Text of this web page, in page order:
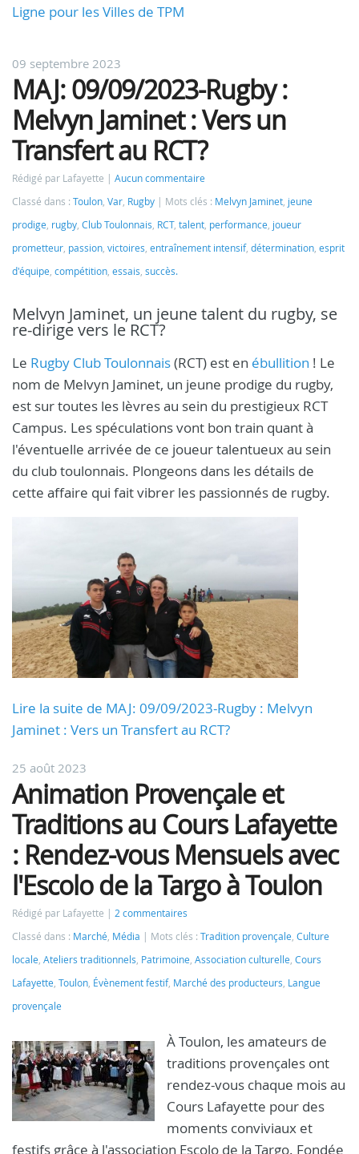
Ligne pour les Villes de TPM
09 septembre 2023
MAJ: 09/09/2023-Rugby :
Melvyn Jaminet : Vers un
Transfert au RCT?
Rédigé par Lafayette
Aucun commentaire
Classé dans : Toulon, Var, Rugby Mots clés : Melvyn Jaminet, jeune
prodige, rugby, Club Toulonnais, RCT, talent, performance, joueur
prometteur, passion, victoires, entraînement intensif, détermination, esprit
d'équipe, compétition, essais, succès.
Melvyn Jaminet, un jeune talent du rugby, se
re-dirige vers le RCT?
Le Rugby Club Toulonnais(RCT) est en ébullition ! Le
nom de Melvyn Jaminet, un jeune prodige du rugby,
est sur toutes les lèvres au sein du prestigieux RCT
Campus. Les spéculations vont bon train quant à
l'éventuelle arrivée de ce joueur talentueux au sein
du club toulonnais. Plongeons dans les détails de
cette affaire qui fait vibrer les passionnés de rugby.
Lire la suite de MAJ: 09/09/2023-Rugby : Melvyn
Jaminet : Vers un Transfert au RCT?
25 août 2023
Animation Provençale et
Traditions au Cours Lafayette
: Rendez-vous Mensuels avec
l'Escolo de la Targo à Toulon
Rédigé par Lafayette
2 commentaires
Classé dans : Marché, Média Mots clés : Tradition provençale, Culture
locale, Ateliers traditionnels, Patrimoine, Association culturelle, Cours
Lafayette, Toulon, Évènement festif, Marché des producteurs, Langue
provençale
À Toulon, les amateurs de
traditions provençales ont
rendez-vous chaque mois au
Cours Lafayette pour des
moments conviviaux et
festifs grâce à l'association Escolo de la Targo. Fondée